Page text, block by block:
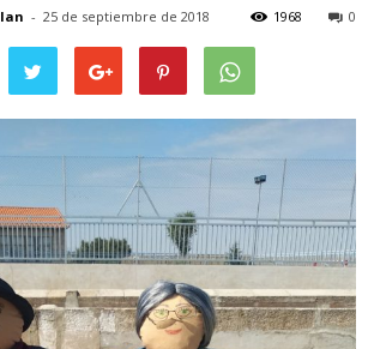
Rollán
- 25 de septiembre de 2018 0
1968